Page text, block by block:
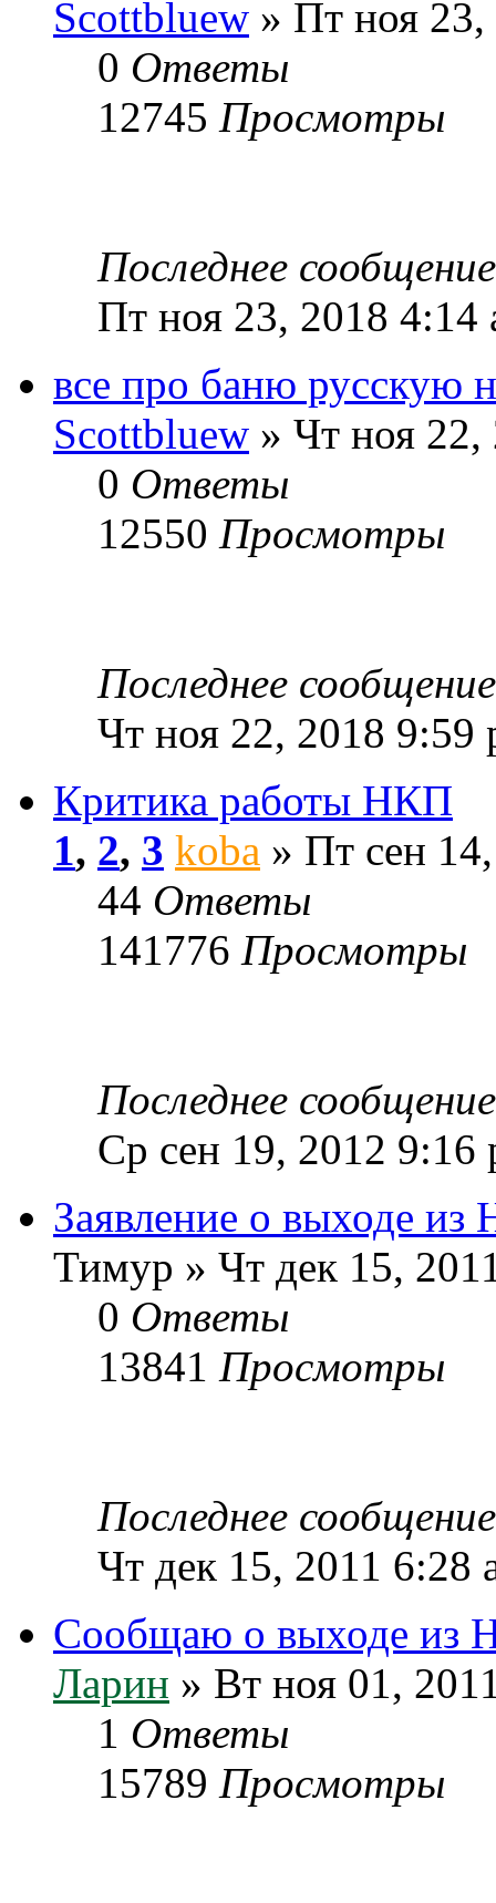
Scottbluew » Пт ноя
0 Ответы
12745 Просмотры
Последнее
Пт ноя 23, 2018 4:14
все про баню русскую
Scottbluew » Чт ноя
0 Ответы
12550 Просмотры
Последнее
Чт ноя 22, 2018 9:59
Критика работы НКП
1, 2, 3 koba » Пт сен
44 Ответы
141776 Просмотры
Последнее
Ср сен 19, 2012 9:16
Заявление о выходе
Тимур » Чт дек 15,
0 Ответы
13841 Просмотры
Последнее
Чт дек 15, 2011 6:28
Сообщаю о выходе из
Ларин » Вт ноя 01,
1 Ответы
15789 Просмотры